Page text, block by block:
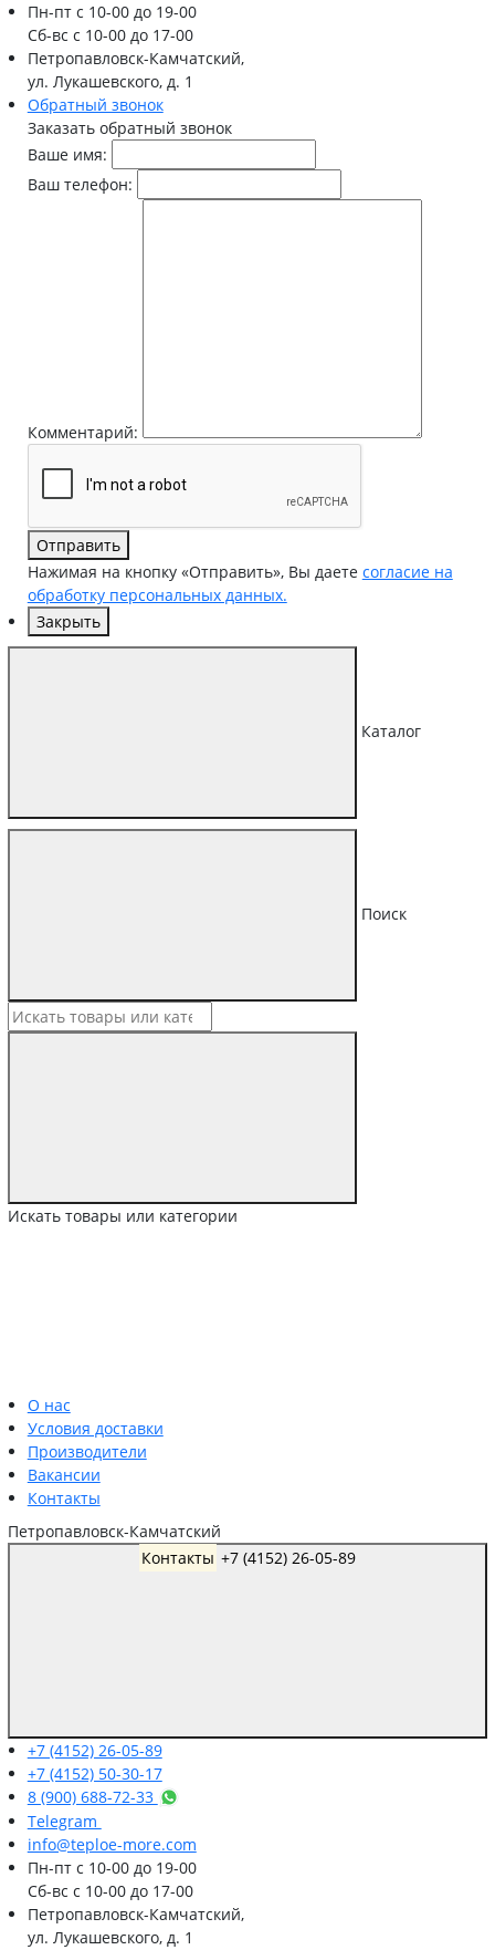
Пн-птс 10-00 до 19-00
Сб-вс с 10-00 до 17-00
Петропавловск-Камчатский,
ул. Лукашевского, д. 1
Обратный звонок
Заказать обратный звонок
Ваше имя:
Ваш телефон:
Комментарий:
Отправить
Нажимая на кнопку «Отправить», Вы даете согласие на
обработку персональных данных.
Закрыть
Каталог
Поиск
Искать товары или категории
О нас
Условия доставки
Производители
Вакансии
Контакты
Петропавловск-Камчатский
Контакты
+7 (4152) 26-05-89
+7 (4152) 50-30-17
8 (900) 688-72-33
Telegram
info@teploe-more.com
Пн-птс 10-00 до 19-00
Сб-вс с 10-00 до 17-00
Петропавловск-Камчатский,
ул. Лукашевского, д. 1